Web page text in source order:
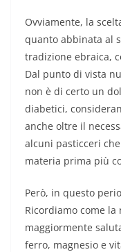
Ovviamente, la
quanto abbinata al
tradizione ebraica,
Dal punto di vista
non è di certo un
diabetici,
anche oltre il
alcuni pasticceri
materia prima più
Però, in questo
Ricordiamo come
maggiormente
ferro, magnesio e